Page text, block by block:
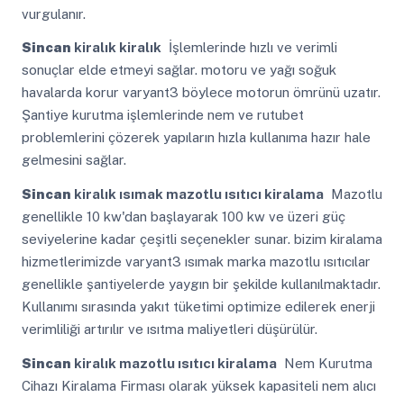
vurgulanır.
Sincan kiralık kiralık İşlemlerinde hızlı ve verimli
sonuçlar elde etmeyi sağlar. motoru ve yağı soğuk
havalarda korur varyant3 böylece motorun ömrünü uzatır.
Şantiye kurutma işlemlerinde nem ve rutubet
problemlerini çözerek yapıların hızla kullanıma hazır hale
gelmesini sağlar.
Sincan kiralık ısımak mazotlu ısıtıcı kiralamaMazotlu
genellikle 10 kw'dan başlayarak 100 kw ve üzeri güç
seviyelerine kadar çeşitli seçenekler sunar. bizim kiralama
hizmetlerimizde varyant3 ısımak marka mazotlu ısıtıcılar
genellikle şantiyelerde yaygın bir şekilde kullanılmaktadır.
Kullanımı sırasında yakıt tüketimi optimize edilerek enerji
verimliliği artırılır ve ısıtma maliyetleri düşürülür.
Sincan kiralık mazotlu ısıtıcı kiralamaNem Kurutma
Cihazı Kiralama Firması olarak yüksek kapasiteli nem alıcı